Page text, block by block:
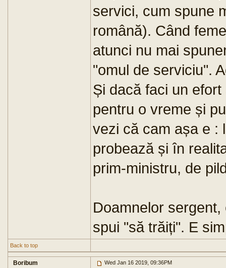
servici, cum spune
română). Când
atunci nu mai
"omul de serviciu".
Și dacă faci un
pentru o vreme și
vezi că cam așa e :
probează și în
prim-ministru, de
Doamnelor
spui "să trăiți". E
Back to top
Boribum Wed Jan 16 2019, 09:36PM